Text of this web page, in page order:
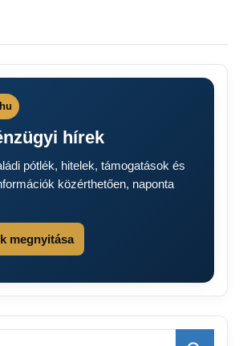
hírek
pótlék, hitelek, támogatások és
közérthetően, naponta
megnyitása